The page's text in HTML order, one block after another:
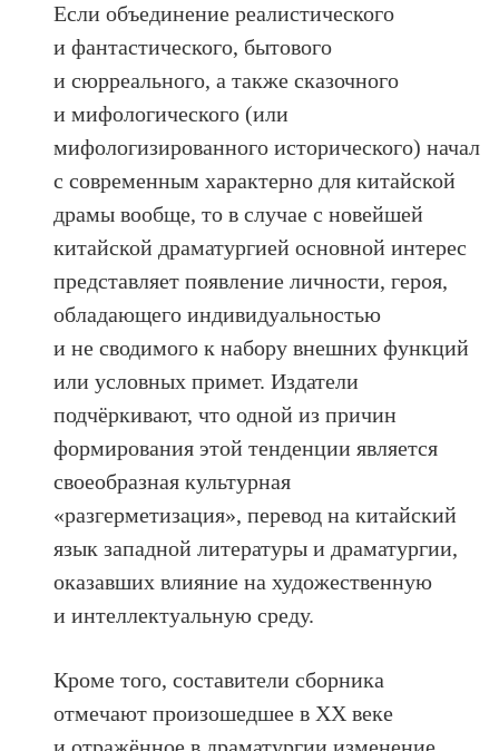
Если объединение реалистического
и фантастического, бытового
и сюрреального, а также сказочного
и мифологического (или
мифологизированного исторического) начал
с современным характерно для китайской
драмы вообще, то в случае с новейшей
китайской драматургией основной интерес
представляет появление личности, героя,
обладающего индивидуальностью
и не сводимого к набору внешних функций
или условных примет. Издатели
подчёркивают, что одной из причин
формирования этой тенденции является
своеобразная культурная
«разгерметизация», перевод на китайский
язык западной литературы и драматургии,
оказавших влияние на художественную
и интеллектуальную среду.
Кроме того, составители сборника
отмечают произошедшее в ХХ веке